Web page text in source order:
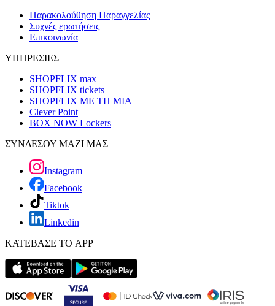
Παρακολούθηση Παραγγελίας
Συχνές ερωτήσεις
Επικοινωνία
ΥΠΗΡΕΣΙΕΣ
SHOPFLIX max
SHOPFLIX tickets
SHOPFLIX ΜΕ ΤΗ ΜΙΑ
Clever Point
BOX NOW Lockers
ΣΥΝΔΕΣΟΥ ΜΑΖΙ ΜΑΣ
Instagram
Facebook
Tiktok
Linkedin
ΚΑΤΕΒΑΣΕ ΤΟ APP